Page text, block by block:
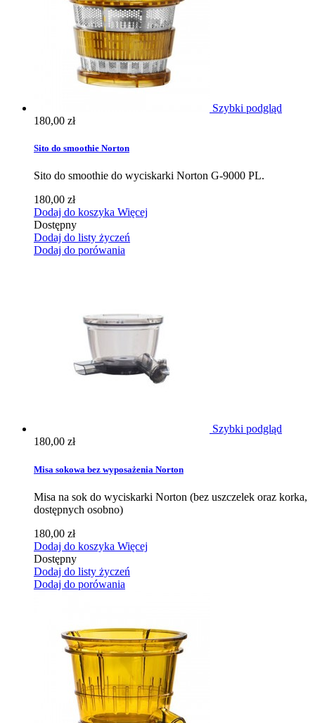
Szybki podgląd
180,00 zł
Sito do smoothie Norton
Sito do smoothie do wyciskarki Norton G-9000 PL.
180,00 zł
Dodaj do koszyka Więcej
Dostępny
Dodaj do listy życzeń
Dodaj do porówania
Szybki podgląd
180,00 zł
Misa sokowa bez wyposażenia Norton
Misa na sok do wyciskarki Norton (bez uszczelek oraz korka,
dostępnych osobno)
180,00 zł
Dodaj do koszyka Więcej
Dostępny
Dodaj do listy życzeń
Dodaj do porówania